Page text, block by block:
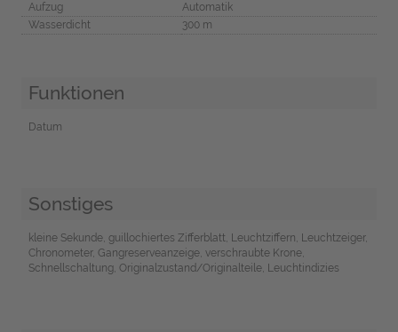
Aufzug
Automatik
Wasserdicht
300 m
Funktionen
Datum
Sonstiges
kleine Sekunde, guillochiertes Zifferblatt, Leuchtziffern, Leuchtzeiger,
Chronometer, Gangreserveanzeige, verschraubte Krone,
Schnellschaltung, Originalzustand/Originalteile, Leuchtindizies